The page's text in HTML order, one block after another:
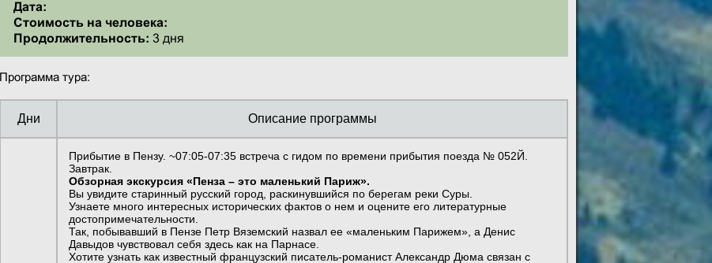
Дата:
Стоимость на человека:
Продолжительноcть: 3 дня
Программа тура:
Дни Описание программы
Прибытие в Пензу. ~07:05-07:35 встреча с гидом по времени прибытия поезда № 052Й.
Завтрак.
Обзорная экскурсия «Пенза – это маленький Париж».
Вы увидите старинный русский город, раскинувшийся по берегам реки Суры.
Узнаете много интересных исторических фактов о нем и оцените его литературные
достопримечательности.
Так, побывавший в Пензе Петр Вяземский назвал ее «маленьким Парижем», а Денис
Давыдов чувствовал себя здесь как на Парнасе.
Хотите узнать как известный французский писатель-романист Александр Дюма связан с